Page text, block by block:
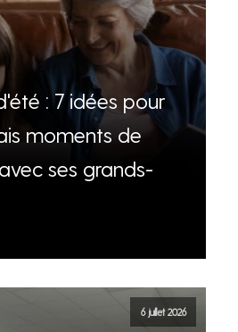
: 7 idées pour
moments de
ses grands-
6 juillet 2026